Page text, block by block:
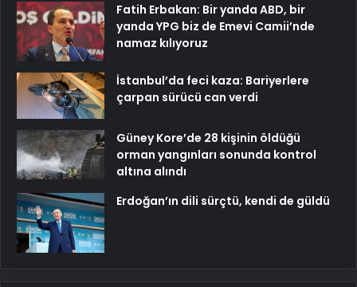
Fatih Erbakan: Bir yanda ABD, bir
yanda YPG biz de Emevi Camii’nde
namaz kılıyoruz
İstanbul’da feci kaza: Bariyerlere
çarpan sürücü can verdi
Güney Kore’de 28 kişinin öldüğü
orman yangınları sonunda kontrol
altına alındı
Erdoğan’ın dili sürçtü, kendi de güldü